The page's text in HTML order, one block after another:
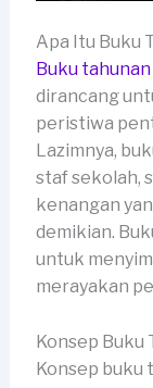
Apa Itu Buku
Buku
dirancang
peristiwa
Lazimnya,
staf sekolah,
kenangan
demikian.
untuk
merayakan
Konsep Buku
Konsep buku